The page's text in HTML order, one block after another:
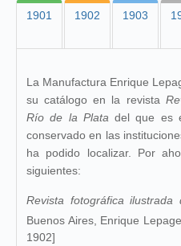
1901 1902 1903
La Manufactura Enrique
su catálogo en la revista
Río de la Plata del que es
conservado en las
ha podido localizar. Por
siguientes:
Revista fotográfica
Buenos Aires, Enrique
1902]